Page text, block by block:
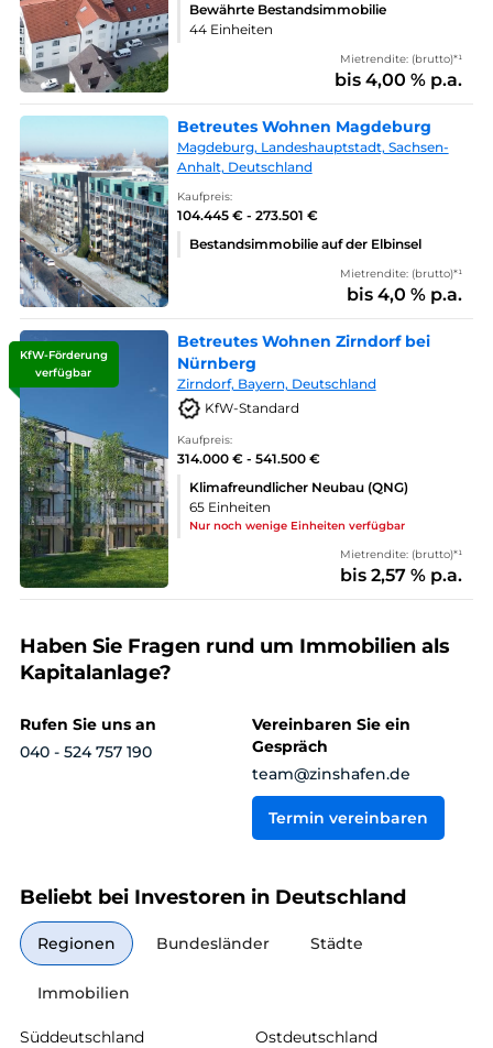
Bewährte Bestandsimmobilie
44 Einheiten
Mietrendite: (brutto)*¹
bis 4,00 % p.a.
Betreutes Wohnen Magdeburg
Magdeburg, Landeshauptstadt, Sachsen-
Anhalt, Deutschland
Kaufpreis:
104.445 € - 273.501 €
Bestandsimmobilie auf der Elbinsel
Mietrendite: (brutto)*¹
bis 4,0 % p.a.
KfW-Förderung
verfügbar
Betreutes Wohnen Zirndorf bei
Nürnberg
Zirndorf, Bayern, Deutschland
KfW-Standard
Kaufpreis:
314.000 € - 541.500 €
Klimafreundlicher Neubau (QNG)
65 Einheiten
Nur noch wenige Einheiten verfügbar
Mietrendite: (brutto)*¹
bis 2,57 % p.a.
Haben Sie Fragen rund um Immobilien als
Kapitalanlage?
Rufen Sie uns an
040 - 524 757 190
Vereinbaren Sie ein
Gespräch
team@zinshafen.de
Termin vereinbaren
Beliebt bei Investoren in Deutschland
Regionen Bundesländer Städte
Immobilien
Süddeutschland
Ostdeutschland